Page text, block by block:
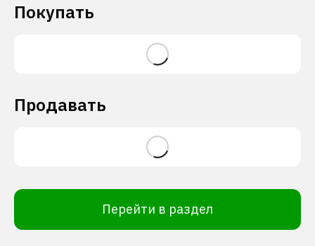
Покупать
Продавать
Перейти в раздел